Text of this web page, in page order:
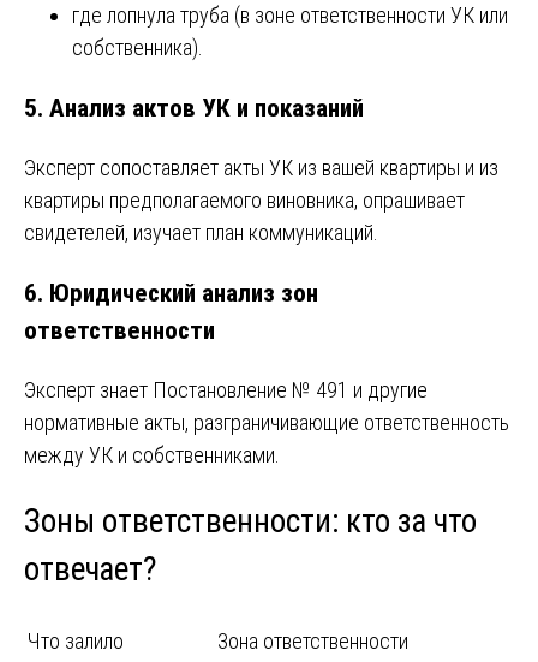
где лопнула труба (в зоне ответственности УК или
собственника).
5. Анализ актов УК и показаний
Эксперт сопоставляет акты УК из вашей квартиры и из
квартиры предполагаемого виновника, опрашивает
свидетелей, изучает план коммуникаций.
6. Юридический анализ зон
ответственности
Эксперт знает Постановление № 491 и другие
нормативные акты, разграничивающие ответственность
между УК и собственниками.
Зоны ответственности: кто за что
отвечает?
Что залило
Зона ответственности